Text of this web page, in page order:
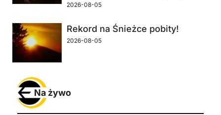
2026-08-05
Rekord na Śnieżce pobity!
2026-08-05
Na żywo